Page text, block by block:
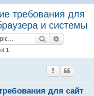
требования для
и системы
Search
of 1
для сайт